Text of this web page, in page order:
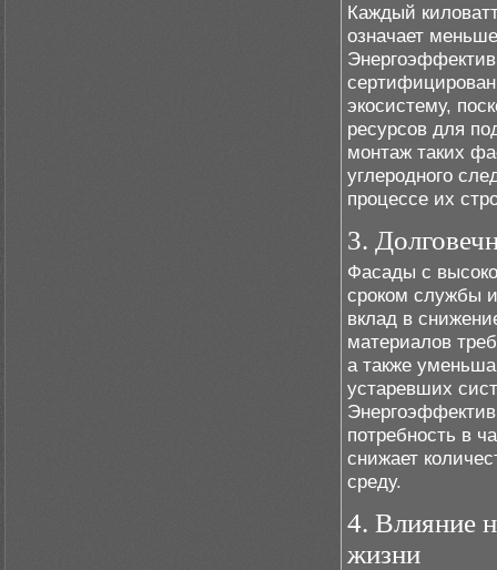
Каждый
означает
экосистему,
ресурсов для
монтаж таких
углеродного
процессе их
3.
Фасады с
сроком службы
вклад в
материалов
а также
устаревших
потребность в
снижает
среду.
4. Влияние
жизни